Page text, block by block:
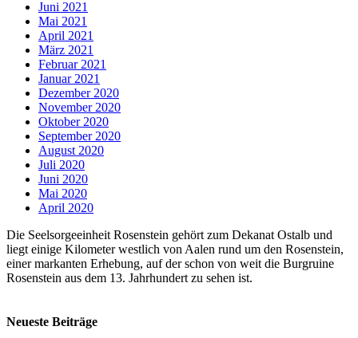
Juni 2021
Mai 2021
April 2021
März 2021
Februar 2021
Januar 2021
Dezember 2020
November 2020
Oktober 2020
September 2020
August 2020
Juli 2020
Juni 2020
Mai 2020
April 2020
Die Seelsorgeeinheit Rosenstein gehört zum Dekanat Ostalb und
liegt einige Kilometer westlich von Aalen rund um den Rosenstein,
einer markanten Erhebung, auf der schon von weit die Burgruine
Rosenstein aus dem 13. Jahrhundert zu sehen ist.
Neueste Beiträge